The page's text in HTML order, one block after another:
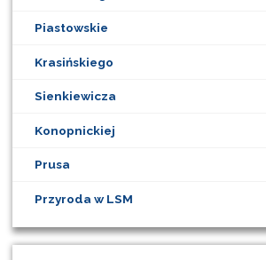
Piastowskie
Krasińskiego
Sienkiewicza
Konopnickiej
Prusa
Przyroda w LSM